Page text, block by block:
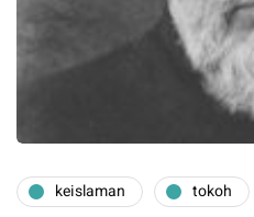
keislaman tokoh